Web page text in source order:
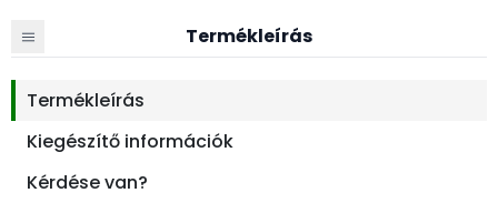
Termékleírás
Termékleírás
Kiegészítő információk
Kérdése van?